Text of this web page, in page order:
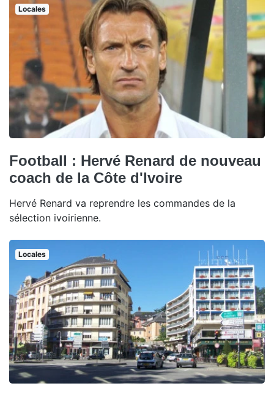
Locales
Football : Hervé Renard de nouveau
coach de la Côte d'Ivoire
Hervé Renard va reprendre les commandes de la
sélection ivoirienne.
Locales